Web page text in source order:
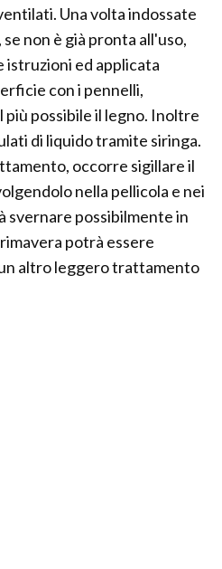
Una volta indossate
non è già pronta all'uso,
istruzioni ed applicata
con i pennelli,
possibile il legno. Inoltre
di liquido tramite siringa.
occorre sigillare il
nella pellicola e nei
svernare possibilmente in
potrà essere
altro leggero trattamento